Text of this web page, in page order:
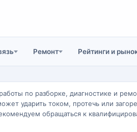
Ремонт Рейтинги и
по разборке, диагностике и
ударить током, протечь или
обращаться к